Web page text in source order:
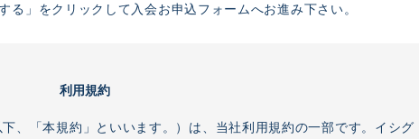
る」をクリックして入会お申込フォームへお進み下さい。
利用規約
、「本規約」といいます。）は、当社利用規約の一部です。イシグ